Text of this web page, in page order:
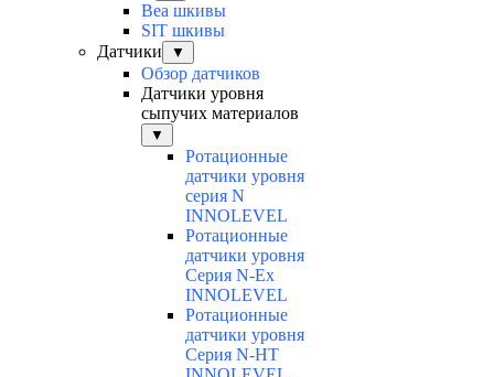
Bea шкивы
SIT шкивы
Датчики
▼
Обзор датчиков
Датчики уровня
сыпучих материалов
▼
Ротационные
датчики уровня
серия N
INNOLEVEL
Ротационные
датчики уровня
Серия N-Ex
INNOLEVEL
Ротационные
датчики уровня
Серия N-HT